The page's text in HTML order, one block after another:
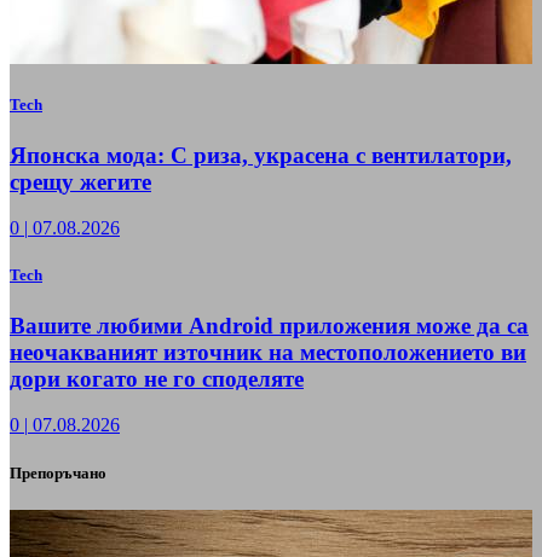
Tech
Японска мода: С риза, украсена с вентилатори,
срещу жегите
0 | 07.08.2026
Tech
Вашите любими Android приложения може да са
неочакваният източник на местоположението ви
дори когато не го споделяте
0 | 07.08.2026
Препоръчано